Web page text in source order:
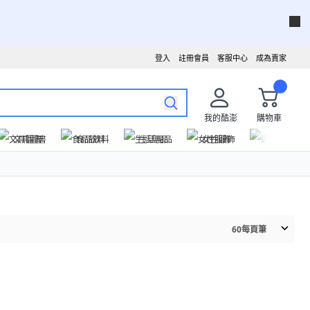
成為賣家
客服中心
註冊會員
登入
我的酷澎
購物車
文具圖書
食品飲料 生活用品 女性服飾
60每頁筆